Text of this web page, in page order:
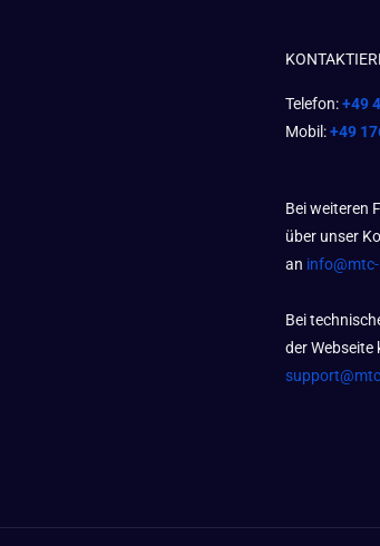
Telefon:+49
Mobil:+49
Bei weiteren
über unser
an
Bei
der Webseite